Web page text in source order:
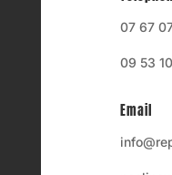
07 67
09 53
Email